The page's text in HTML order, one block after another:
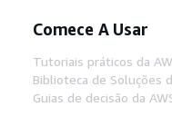
Comece A Usar
Tutoriais práticos da
Biblioteca de Soluções
Guias de decisão da